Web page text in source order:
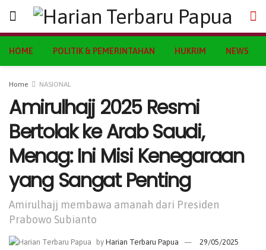
HOME POLITIK & PEMERINTAHAN HUKRIM NEWS
Home NASIONAL
Amirulhajj 2025 Resmi
Bertolak ke Arab Saudi,
Menag: Ini Misi Kenegaraan
yang Sangat Penting
Amirulhajj membawa amanah dari Presiden
Prabowo Subianto
by Harian Terbaru Papua
29/05/2025